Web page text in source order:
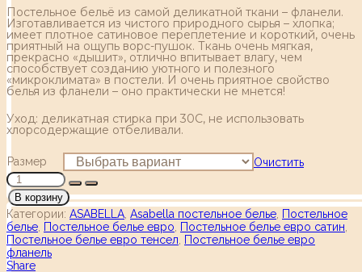
Постельное бельё из самой деликатной ткани – фланели.
Изготавливается из чистого природного сырья – хлопка;
имеет плотное сатиновое переплетение и короткий, очень
приятный на ощупь ворс-пушок. Ткань очень мягкая,
прекрасно «дышит», отлично впитывает влагу, чем
способствует созданию уютного и полезного
«микроклимата» в постели. И очень приятное свойство
белья из фланели – оно практически не мнется!
Уход: деликатная стирка при 30С, не использовать
хлорсодержащие отбеливали.
Размер Очистить
В корзину
Категории: ASABELLA Asabella постельное белье Постельное
белье Постельное белье евро Постельное белье евро сатин
Постельное белье евро тенсел
Постельное белье евро
фланель
Share